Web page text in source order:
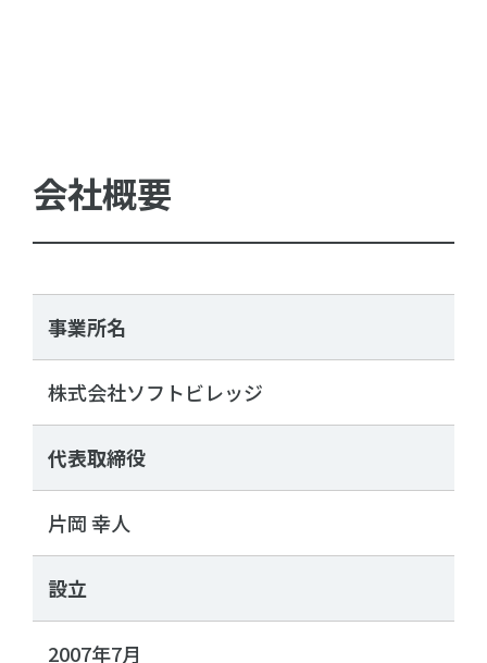
会社概要
事業所名
株式会社ソフトビレッジ
代表取締役
片岡 幸人
設立
2007年7月